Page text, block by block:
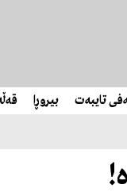
تایبەت بیروڕا